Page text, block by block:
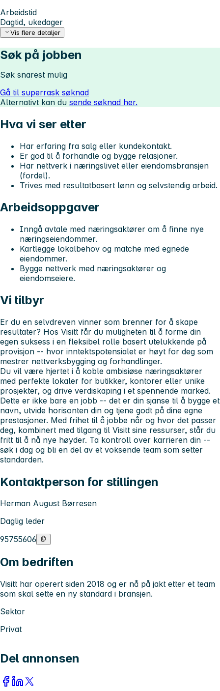
Arbeidstid
Dagtid, ukedager
Vis flere detaljer
Søk på jobben
Søk snarest mulig
Gå til superrask søknad
Alternativt kan du sende søknad her.
Hva vi ser etter
Har erfaring fra salg eller kundekontakt.
Er god til å forhandle og bygge relasjoner.
Har nettverk i næringslivet eller eiendomsbransjen
(fordel).
Trives med resultatbasert lønn og selvstendig arbeid.
Arbeidsoppgaver
Inngå avtale med næringsaktører om å finne nye
næringseiendommer.
Kartlegge lokalbehov og matche med egnede
eiendommer.
Bygge nettverk med næringsaktører og
eiendomseiere.
Vi tilbyr
Er du en selvdreven vinner som brenner for å skape
resultater? Hos Visitt får du muligheten til å forme din
egen suksess i en fleksibel rolle basert utelukkende på
provisjon -- hvor inntektspotensialet er høyt for deg som
mestrer nettverksbygging og forhandlinger.
Du vil være hjertet i å koble ambisiøse næringsaktører
med perfekte lokaler for butikker, kontorer eller unike
prosjekter, og drive verdiskaping i et spennende marked.
Dette er ikke bare en jobb -- det er din sjanse til å bygge et
navn, utvide horisonten din og tjene godt på dine egne
prestasjoner. Med frihet til å jobbe når og hvor det passer
deg, kombinert med tilgang til Visitt sine ressurser, står du
fritt til å nå nye høyder. Ta kontroll over karrieren din --
søk i dag og bli en del av et voksende team som setter
standarden.
Kontaktperson for stillingen
Herman August Børresen
Daglig leder
95755606
Om bedriften
Visitt har operert siden 2018 og er nå på jakt etter et team
som skal sette en ny standard i bransjen.
Sektor
Privat
Del annonsen